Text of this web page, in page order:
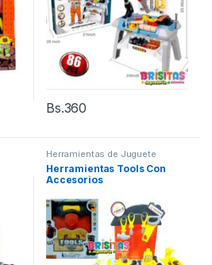
Bs.360
Herramientas de Juguete
Herramientas Tools Con
Accesorios